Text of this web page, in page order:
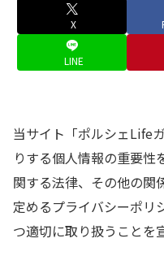
X
LINE
当サイト「ポルシェLife
りする個人情報の重要性
関する法律、その他の関
定めるプライバシーポリ
つ適切に取り扱うことを